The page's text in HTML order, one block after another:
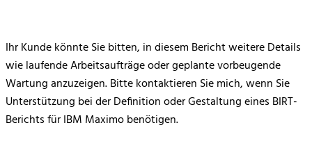
Ihr Kunde könnte Sie bitten, in diesem Bericht weitere Details
wie laufende Arbeitsaufträge oder geplante vorbeugende
Wartung anzuzeigen. Bitte kontaktieren Sie mich, wenn Sie
Unterstützung bei der Definition oder Gestaltung eines BIRT-
Berichts für IBM Maximo benötigen.